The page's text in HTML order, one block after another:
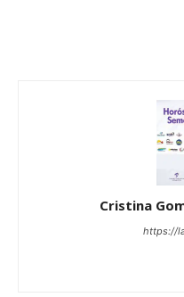
Cristina
https://